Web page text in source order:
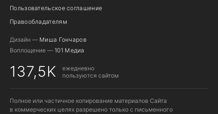
Пользовательское соглашение
Правообладателям
Дизайн — Миша Гончаров
Воплощение — 101 Медиа
137,5K
ежедневно
пользуются сайтом
Полное или частичное копирование материалов Сайта
в коммерческих целях разрешено только с письменного